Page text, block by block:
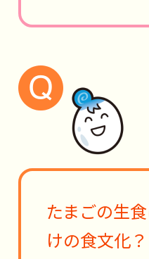
たまごの生
けの食文化？